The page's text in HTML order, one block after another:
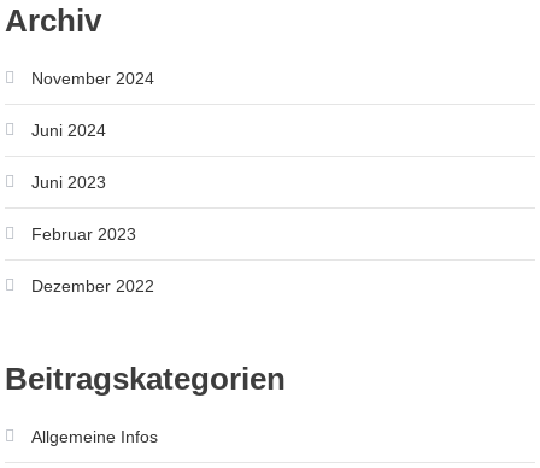
Archiv
November 2024
Juni 2024
Juni 2023
Februar 2023
Dezember 2022
Beitragskategorien
Allgemeine Infos